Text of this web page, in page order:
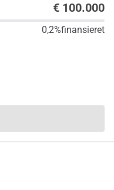
€ 100.000
0,2%finansieret